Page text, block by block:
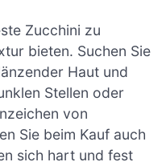
Zucchini zu
bieten. Suchen Sie
Haut und
Stellen oder
von
Sie beim Kauf auch
sich hart und fest